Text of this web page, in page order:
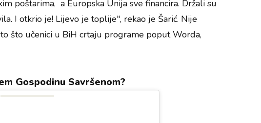
poštarima, a Europska Unija sve financira. Držali su
I otkrio je! Lijevo je toplije", rekao je Šarić. Nije
što učenici u BiH crtaju programe poput Worda,
Gospodinu Savršenom?